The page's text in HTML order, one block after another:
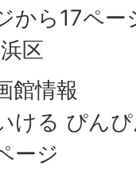
から17ペー
区
館情報
ける ぴん
ージ